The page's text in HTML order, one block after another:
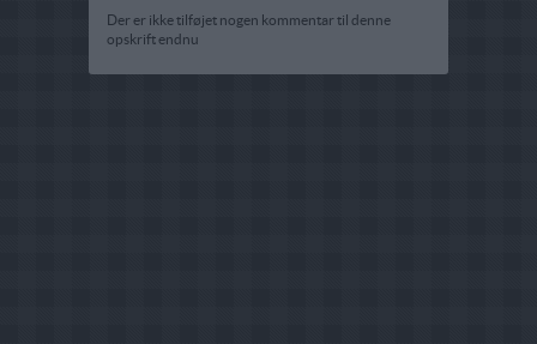
Der er ikke tilføjet nogen kommentar til denne
opskrift endnu